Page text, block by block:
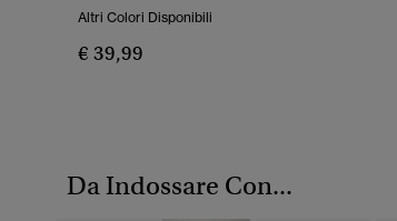
Altri Colori Disponibili
€ 39,99
Da Indossare Con...